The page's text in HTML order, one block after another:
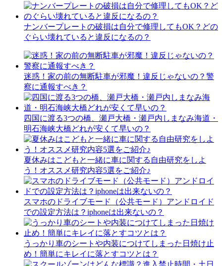
ナンバープレートの破損は自分で修理してもOK？どの
ぐらい壊れていると違反になるの？
迷惑！家の前の無断駐車が邪魔！違反じゃないの？警
察に通報すべき？
四国に渡る3つの橋、瀬戸大橋・瀬戸内しまなみ海道・
明石海峡大橋どれが安くて早いの？
夏休みはこどもと一緒に車に関する自由研究をしよ
う！オススメ研究内容5選をご紹介♪
スマホのドライブモード（公共モード）アンドロイド
での設定方法は？iphoneは出来ないの？
うっかり車のシートや内装につけてしまった日焼け止
め！簡単にキレイに落とすコツとは？